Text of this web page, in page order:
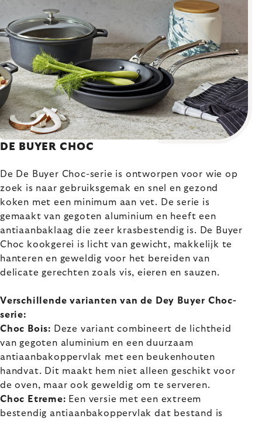
DE BUYER CHOC
De De Buyer Choc-serie is ontworpen voor wie op
zoek is naar gebruiksgemak en snel en gezond
koken met een minimum aan vet. De serie is
gemaakt van gegoten aluminium en heeft een
antiaanbaklaag die zeer krasbestendig is. De Buyer
Choc kookgerei is licht van gewicht, makkelijk te
hanteren en geweldig voor het bereiden van
delicate gerechten zoals vis, eieren en sauzen.
Verschillende varianten van de Dey Buyer Choc-
serie:
Choc Bois: Deze variant combineert de lichtheid
van gegoten aluminium en een duurzaam
antiaanbakoppervlak met een beukenhouten
handvat. Dit maakt hem niet alleen geschikt voor
de oven, maar ook geweldig om te serveren.
Choc Etreme: Een versie met een extreem
bestendig antiaanbakoppervlak dat bestand is